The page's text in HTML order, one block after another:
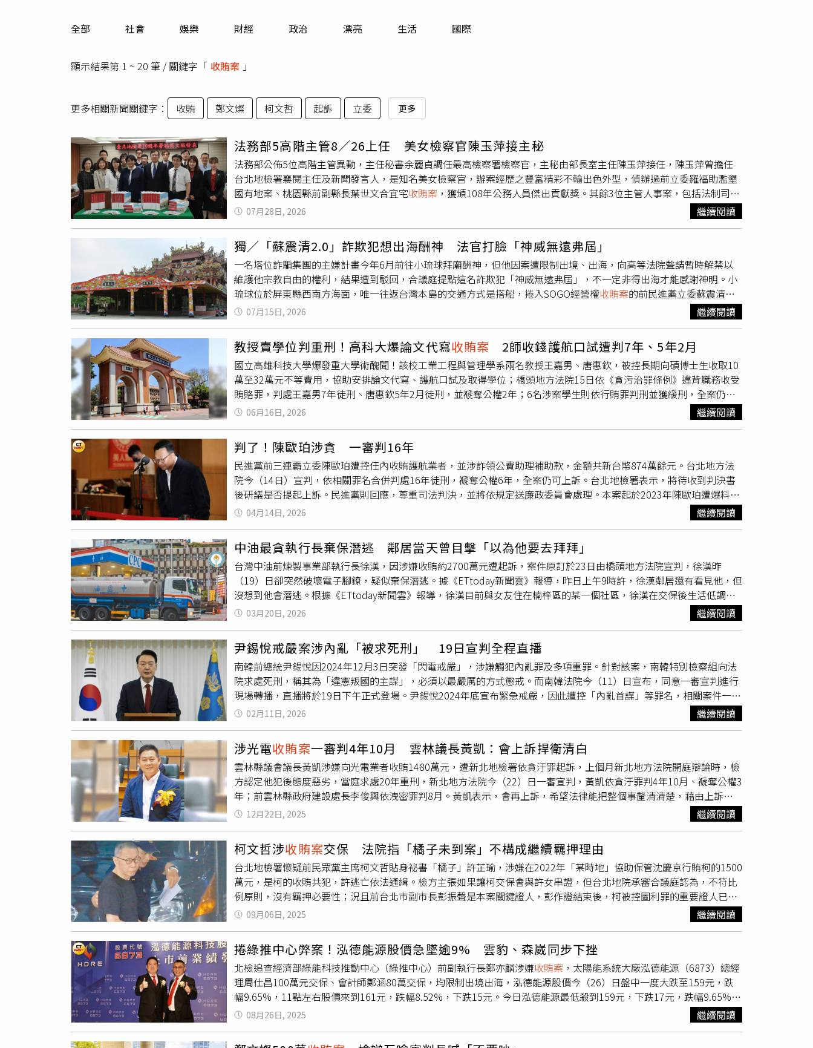
運勢
全部 社會 娛樂 財經 政治 漂亮 生活 國際
顯示結果第 1 ~ 20 筆 / 關鍵字「 收賄案 」
更多相關新聞關鍵字： 收賄 鄭文燦 柯文哲 起訴 立委 更多
法務部5高階主管8／26上任 美女檢察官陳玉萍接主秘
法務部公佈5位高階主管異動，主任秘書余麗貞調任最高檢察署檢察官，主秘由部長室主任陳玉萍接任，陳玉萍曾擔任
台北地檢署襄閱主任及新聞發言人，是知名美女檢察官，辦案經歷之豐富精彩不輸出色外型，偵辦過前立委羅福助濫墾
國有地案、桃園縣前副縣長葉世文合宜宅收賄案 ，獲頒108年公務人員傑出貢獻獎。其餘3位主管人事案，包括法制司司
長張介欽調任高檢署主任，並借調法醫研究所所長。檢察司副司長簡美慧調任法制司司長，法務部參事謝志明調任法律
07月28日, 2026 繼續閱讀
獨／「蘇震清2.0」詐欺犯想出海酬神 法官打臉「神威無遠弗屆」
一名塔位詐騙集團的主嫌計畫今年6月前往小琉球拜廟酬神，但他因案遭限制出境、出海，向高等法院聲請暫時解禁以
維護他宗教自由的權利，結果遭到駁回，合議庭提點這名詐欺犯「神威無遠弗屆」，不一定非得出海才能感謝神明。小
琉球位於屏東縣西南方海面，唯一往返台灣本島的交通方式是搭船，捲入SOGO經營權收賄案的前民進黨立委蘇震清，
也因弊案纏身遭限制出海，但他在2023年4度去小琉球選民服務以及為兒子助選，已違反強制處分，曾被二審法官叫回
來開庭並告知往後每次去都必須得到法院同意。「蘇震清2.0」事件主角叫做李晟瑞，在萬福禪寺靈骨塔詐欺案中騙走14
人血汗錢，2022年台北地院判刑24年，他不服上訴，目前仍在高院審理中，合議庭審酌被告犯罪嫌疑重大，有相當理由
足認有逃亡之虞，也有必要限制出境、出海，確保日後審判、執行程序可順利進行，從2025年4月14日裁定自4月15日
起限制出境、出海8月，並於去年12月8日延長限制出境、出海8月。李晟瑞想在今年6月12日到15日、19日到22日期
間，與家人一同前往屏東縣琉球鄉的三隆宮、池隆宮、真武堂酬神還願，他認為這是個人宗教信仰，攸關他的「心理安
全」，請法院衡量他積極配合審理與遵期到庭，並無逃匿或遲延訴訟程序的進行，他願意具保以暫時解除「禁海令」。
高院指出，縱使李晟瑞之前都如期出庭，這跟他搭船出海後會不會趁機潛逃並無必然關係，因此仍有限制出海的必要，
何況他一審判刑超過20年，基於人性趨吉避凶，他逃亡藏匿的可能性極高；況且「神明無所不在」，李晟瑞可誠心祝
禱，以其他方式表達對神明的敬意與謝意，尚無出境、出海的急迫性及不可替代性，所以駁回聲請。
07月15日, 2026 繼續閱讀
教授賣學位判重刑！高科大爆論文代寫收賄案 2師收錢護航口試遭判7年、5年2月
國立高雄科技大學爆發重大學術醜聞！該校工業工程與管理學系兩名教授王嘉男、唐惠欽，被控長期向碩博士生收取10
萬至32萬元不等費用，協助安排論文代寫、護航口試及取得學位；橋頭地方法院15日依《貪污治罪條例》違背職務收受
賄賂罪，判處王嘉男7年徒刑、唐惠欽5年2月徒刑，並褫奪公權2年；6名涉案學生則依行賄罪判刑並獲緩刑，全案仍可
上訴。檢調透露，本案是在偵辦其他案件時，意外從扣押手機中的對話紀錄發現異常訊息，進一步追查後揭露高科大工
管系內部疑似存在「學位交易」模式；檢方調查發現，王嘉男自2019年起，涉嫌替多名碩博士在職專班學生安排論文代
業負責人。此外，唐惠欽則被查出向蔡姓碩士生收取10萬元，親自協助完成論文撰寫，並協助取得學位資格。檢調2024
年7月發動搜索，查扣相關證據後將兩人依違背職務收賄罪起訴。兩名教授到案後均坦承犯行，分別以10萬元及20萬元
交保候傳。法院審理認定，王嘉男涉犯多項違背職務收賄罪，除媒合寫手代筆論文外，還協助學生順利通過口試與學位
審查，犯罪所得累計超過65萬元，因此判處應執行有期徒刑7年、褫奪公權2年，並追繳沒收65萬7168元犯罪所得；唐
惠欽則因收受10萬元報酬協助學生完成論文，判處有期徒刑5年2月、褫奪公權2年，並沒收10萬元不法所得。判決也指
出，部分學生對論文研究內容幾乎毫無掌握，甚至無法說明研究主題或閱讀完整英文文獻，卻仍順利取得學位；另有論
文內容疑似透過中英文轉譯後重複套用於不同學生，顯示學術審查機制形同失守。涉案的鄭姓博士生及5名碩士在職專
班學生，共6人均被依對公務員違背職務行為交付賄賂罪判刑。其中鄭男遭判7月徒刑、緩刑3年，其餘5人各判6月徒
刑、緩刑2年，並須向公庫支付3萬至5萬元不等款項，同時接受法治教育及保護管束。此外，高科大表示，已依《教師
法》完成行政調查，後續將依最終判決結果辦理解聘等相關程序。校方強調，學術倫理與研究誠信是大學教育核心價
值，對任何違反學術倫理行為均秉持「毋枉毋縱」原則處理，未來也將持續強化學術倫理教育與研究誠信機制，維護教
育品質及學術公信力。本案被視為國內首宗因「賣學位」而遭法院以貪污罪判刑的教授案件，不僅重創校譽，也再次引
發外界對在職專班論文品質及學位審查制度的關注。
06月16日, 2026 繼續閱讀
判了！陳歐珀涉貪 一審判16年
民進黨前三連霸立委陳歐珀遭控任內收賄護航業者，並涉詐領公費助理補助款，金額共新台幣874萬餘元。台北地方法
院今（14日）宣判，依相關罪名合併判處16年徒刑，褫奪公權6年，全案仍可上訴。台北地檢署表示，將待收到判決書
後研議是否提起上訴。民進黨則回應，尊重司法判決，並將依規定送廉政委員會處理。本案起於2023年陳歐珀遭爆料，
涉及im.B吸金案主嫌提供辦公室與座車等資源，當時他宣布退出立委連任選戰。隨後再遭檢舉於立委任內長期收賄，案
件進一步擴大。檢方調查指出，陳歐珀自2016年起聘任特別顧問洪文宗與許仁圖，實際薪資卻由聯興國際物流公司前董
元。檢方認定，陳歐珀於收受利益期間，利用立委職權推動對相關業者有利的政策，包括撤銷高雄洲際碼頭公開招募
案、降低港區土地租金，以及納入疫情紓困方案等。此外，在基隆港橋式起重機遭撞事件後，他也以立法院交通委員會
主席身分推動《商港法》修法，涉及業者利益。另在租賃業者部分，檢方指出，陳歐珀於2018年協助召開協調會，促使
交通部暫緩執行裁罰規定，相關業者其後透過洪文宗交付現金新台幣50萬元行賄，並以協會捐款名義掩飾資金流向。檢
方去年依不違背職務收賄、利用職務機會詐取財物及洗錢等罪起訴陳歐珀，並對其求刑24年2月及罰金新台幣500萬元。
台北地院審理後，判處其應執行16年徒刑，褫奪公權6年。同案被告徐慧諭則因涉詐領助理費及侵占等罪，遭判處4年6
月徒刑，褫奪公權3年；洪文宗因過世，公訴不受理。全案仍可上訴，後續發展備受關注。
04月14日, 2026 繼續閱讀
中油最貪執行長棄保潛逃 鄰居當天曾目擊「以為他要去拜拜」
台灣中油前煉製事業部執行長徐漢，因涉嫌收賄約2700萬元遭起訴，案件原訂於23日由橋頭地方法院宣判，徐漢昨
（19）日卻突然破壞電子腳鐐，疑似棄保潛逃。據《ETtoday新聞雲》報導，昨日上午9時許，徐漢鄰居還有看見他，但
沒想到他會潛逃。根據《ETtoday新聞雲》報導，徐漢目前與女友住在楠梓區的某一個社區，徐漢在交保後生活低調，
雖然不常和鄰居互動，但見到面時會打招呼。鄰居表示，徐漢昨日上午9時許外出時，還曾對鄰居說「要保重身體」，
因為徐漢常常會到屏東的廟拜拜，所以當時鄰居以為他只是要去拜拜，就沒有多留意。鄰居透露，徐漢交保後，偶爾閒
被冤枉的。檢警表示，徐漢最後一次報到是在18日晚間，隔天上午從住處外出後，他先出現在左營高鐵站，但並未搭乘
高鐵，而是轉搭區間車南下至屏東潮州，再轉搭計程車前往萬巒，直到中午他在萬巒鄉公所附近下車，並用剪刀剪斷電
子腳鐐後失聯。科技監控中心發出通知後，檢警迅速於昨天下午2時許核發拘票並展開追緝，同時通報海巡單位加強邊
境查驗，全力防止徐漢出境，目前全案仍在追查中。據了解，全案預定於23日宣判，徐漢曾被羈押禁見長達一年多，直
到2025年6月才以500萬元交保，並被限制出境、出海、定期報到，同時配戴電子腳鐐監控，但徐漢始終否認犯行，還曾
03月20日, 2026 繼續閱讀
尹錫悅戒嚴案涉內亂「被求死刑」 19日宣判全程直播
南韓前總統尹錫悅因2024年12月3日突發「閃電戒嚴」，涉嫌觸犯內亂罪及多項重罪。針對該案，南韓特別檢察組向法
院求處死刑，稱其為「違憲叛國的主謀」，必須以最嚴厲的方式懲戒。而南韓法院今（11）日宣布，同意一審宣判進行
現場轉播，直播將於19日下午正式登場。尹錫悅2024年底宣布緊急戒嚴，因此遭控「內亂首謀」等罪名，相關案件一審
宣判將於本月19日下午3時（台灣時間19日下午2時）舉行，法院決定全程電視直播。這將是尹錫悅第二次宣判過程對外
公開轉播。根據《韓聯社》報導，首爾中央地方法院刑事合議第25庭11日表示，已批准電視台提出的宣判庭審直播申
請。依據法院決定，宣判當天將由法院自有設備拍攝庭內畫面，並即時提供給各家媒體播放。不過法院也指出，基於技
術因素，轉播過程可能出現部分延遲。尹錫悅上月16日才因涉嫌妨礙高級公職人員犯罪調查處（公搜處）逮捕，被判處
有期徒刑5年，當時宣判過程亦曾進行直播。報導調查指出，南韓歷來亦有前總統宣判公開轉播的先例，包含2018年4月
朴槿惠因「閨蜜干政」案宣判過程獲准直播，同年7月國家情報院特別活動費案，以及10月李明博涉貪與賄賂案宣判，
也均曾對外直播。此次為戒嚴相關案件中，第五次進行宣判轉播。除尹錫悅涉妨礙逮捕案外，上月21日前國務總理韓悳
洙涉「內亂重要任務從事」案，以及28日尹錫悅夫人金建希涉統一教
的一審宣判，也都曾公開轉播。此外，前行
政安全部長李祥敏涉內亂重要任務從事等罪名的一審宣判，預定12日進行直播。本月19日的宣判庭審中，除尹錫悅外，
還將一併對7名軍警高層人員作出一審判決，包括前國防部長金容鉉、前國軍情報司令官盧相源、前警察廳長趙志浩、
前首爾警察廳長金奉植等人。此前，特別檢察官趙恩錫率領的專案小組已對尹錫悅求處法定最高刑「死刑」。對於被控
「內亂重要任務從事」的前國防部長金容鉉，檢方求處無期徒刑；對前情報司令官盧相源求刑30年。另對前警察廳長趙
志浩求刑20年，對前首爾警察廳長金奉植求刑15年。根據檢方指控，尹錫悅涉嫌與前國防部長等人共謀，在並無戰時、
事變或類似國家緊急狀態徵兆的情況下，違憲違法宣布緊急戒嚴，意圖擾亂憲政秩序並引發暴動。此外，尹錫悅還被控
動員戒嚴部隊與警方封鎖國會，阻止國會表決解除戒嚴；並企圖逮捕與拘禁時任國會議長禹元植、現任總統李在明（時
任共同民主黨代表）、前國民力量黨代表韓東勳，以及中央選舉管理委員會相關人員。
02月11日, 2026 繼續閱讀
涉光電收賄案一審判4年10月 雲林議長黃凱：會上訴捍衛清白
雲林縣議會議長黃凱涉嫌向光電業者收賄1480萬元，遭新北地檢署依貪汙罪起訴，上個月新北地方法院開庭辯論時，檢
方認定他犯後態度惡劣，當庭求處20年重刑，新北地方法院今（22）日一審宣判，黃凱依貪汙罪判4年10月、褫奪公權3
年；前雲林縣政府建設處長李俊興依洩密罪判8月。黃凱表示，會再上訴，希望法律能把整個事釐清清楚，藉由上訴把
整個事件攤在陽光下。黃凱今日發出聲明稿表示，針對法院所做出的一審判決，他尊重司法制度，也尊重法院的審理結
果。然而，對於判決內容，他內心感到遺憾與不平，認為仍有諸多事實與法律觀點，尚待進一步釐清。黃凱指出，一路
利益的考量，並非外界所曲解。黃凱說，目前本案仍屬司法程序的一個階段，並非最終定讞。他已與律師團隊充分討
論，將依法提起上訴，透過更完整的審理程序，爭取還原事實真相，捍衛清白。在司法程序未確定前，他仍會堅守崗
位，持續為雲林縣政監督把關、為鄉親服務，不讓任何個人事件影響議會運作與公共利益。黃凱指出，感謝一路以來關
心、支持他的鄉親與朋友，他會以更沉穩的態度，面對司法、面對挑戰，也對自己的人格與責任負責。黃凱接受記者訪
問時提到，他會再上訴，對於判4年10月，這是一審，希望法律能把整個事釐清清楚，藉由上訴把整個事件攤在陽光
下，讓整個社會都知道，目前還未定讞，會與律師討論提上訴，此事應該也不會影響到明年的選舉。李俊興則指出，相
關案件過程皆依行政院文書處理手冊辦理，針對一審判刑結果，會依法提出上訴。
12月22日, 2025 繼續閱讀
柯文哲涉收賄案交保 法院指「橘子未到案」不構成繼續羈押理由
台北地檢署懷疑前民眾黨主席柯文哲貼身祕書「橘子」許芷瑜，涉嫌在2022年「某時地」協助保管沈慶京行賄柯的1500
萬元，是柯的收賄共犯，許逃亡依法通緝。檢方主張如果讓柯交保會與許女串證，但台北地院承審合議庭認為，不符比
例原則，沒有羈押必要性；況且前台北市副市長彭振聲是本案關鍵證人，彭作證結束後，柯被控圖利罪的重要證人已詰
問完，就沒有羈押必要，裁定讓柯交保。要不要繼續羈押柯文哲？日前公訴檢察官陳思荔在法庭上表示，去年搜索柯辦
公處所時，曾在垃圾桶找到撕碎便條紙，經拼湊發現紙條上寫「晶華、orange出國」，許芷瑜負責為柯保管賄款，至今
逃亡，柯文哲交保會有串證可能，應該繼續羈押。不過，合議庭認為，證人許芷瑜未到案部分，她參與處理財務的情
節，有相關證人證述及對話紀錄在卷，且她經檢察官通緝中，能否緝獲尚未可知，以許芷瑜未到案就認定還有羈押柯的
必要性，難認符合比例原則。此外，北院9月2日以證人身分傳訊已認罪的彭振聲，彭說他認為京華城案合法但因為偵訊
檢察官說是圖利，檢察官是法律專家，所以「我就認罪了！」他也承認看過檢方提出的「黃色便利貼」但不知道是什麼
意思，也不確定是不是當時市長柯文哲所寫，但柯曾批示「公務員不坐牢原則」，意思是不要做違法行為。合議庭認
為，彭振聲是重要證人，彭作證結束後，就本案重罪部分與柯文哲為滅證、串供可能性已大幅降低，這也成為讓柯文哲
09月06日, 2025 繼續閱讀
捲綠推中心弊案！泓德能源股價急墜逾9% 雲豹、森崴同步下挫
北檢追查經濟部綠能科技推動中心（綠推中心）前副執行長鄭亦麟涉嫌收賄案 ，太陽能系統大廠泓德能源（6873）總經
理周仕昌100萬元交保、會計師鄭涵80萬交保，均限制出境出海，泓德能源股價今（26）日盤中一度大跌至159元，跌
幅9.65%，11點左右股價來到161元，跌幅8.52%，下跌15元。今日泓德能源最低殺到159元，下跌17元，跌幅9.65%，
雲豹能源（6869）、森崴能源（6806）同步走弱。泓德能源25日晚間已先發布重訊公告，承認檢調人員進入公司調查
與搜索，但強調營運與財務均正常，事件對公司無重大影響，並承諾全力配合偵辦。值得注意的是，泓德能源今日才獲
得全球最大主權基金-挪威政府全球養老金基金（GPFG）大幅加碼投資。GPFG管理資產規模高達1.9兆美元，具國際市
08月26日, 2025 繼續閱讀